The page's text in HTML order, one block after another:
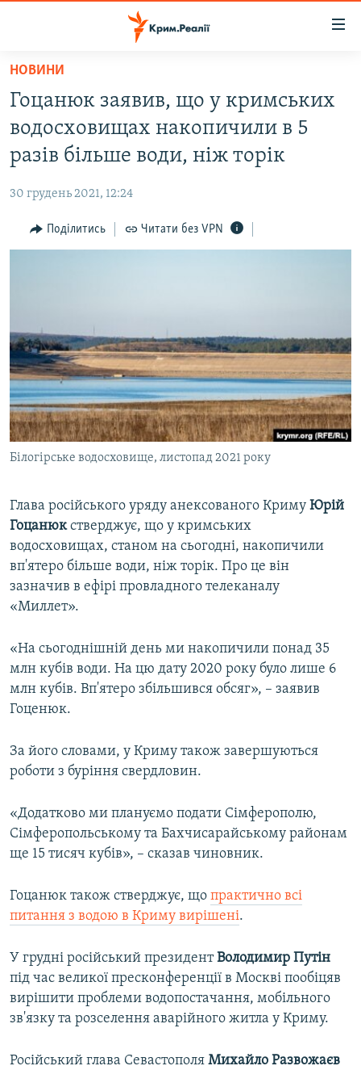
Перейти
основного
матеріалу
Перейти
до
основної
навігації
Перейти
до
ВОДА.КРИМ
ВІДЕО ТА ФОТО
БЛОГИ
ПОГЛЯД
ДЕПОРТАЦІЯ
ВІДЕОУРОКИ «ELIFBE»
СВІДЧЕННЯ ОКУПАЦІЇ
УКРАЇНСЬКА ПРОБЛЕМА КРИМУ
ІНФОГРАФІКА
ЯК ОБІЙТИ БЛОКУВАННЯ
Русский
Qırımtatar
ДОЛУЧАЙСЯ!
Усі сайти RFE/RL
НОВИНИ
Гоцанюк заявив, що у кримських
водосховищах накопичили в 5
разів більше води, ніж торік
30 грудень 2021, 12:24
Поділитись Читати без VPN
Білогірське водосховище, листопад 2021 року
Глава російського уряду анексованого Криму Юрій
Гоцанюкстверджує, що у кримських
водосховищах, станом на сьогодні, накопичили
вп'ятеро більше води, ніж торік. Про це він
зазначив в ефірі провладного телеканалу
«Миллет».
«На сьогоднішній день ми накопичили понад 35
млн кубів води. На цю дату 2020 року було лише 6
млн кубів. Вп'ятеро збільшився обсяг», – заявив
Гоценюк.
За його словами, у Криму також завершуються
роботи з буріння свердловин.
«Додатково ми плануємо подати Сімферополю,
Сімферопольському та Бахчисарайському районам
ще 15 тисяч кубів», – сказав чиновник.
Гоцанюк також стверджує, що практично всі
питання з водою в Криму вирішені.
У грудні російський президентВолодимир Путін
під час великої пресконференції в Москві пообіцяв
вирішити проблеми водопостачання, мобільного
зв'язку та розселення аварійного житла у Криму.
Російський глава Севастополя Михайло Развожаєв